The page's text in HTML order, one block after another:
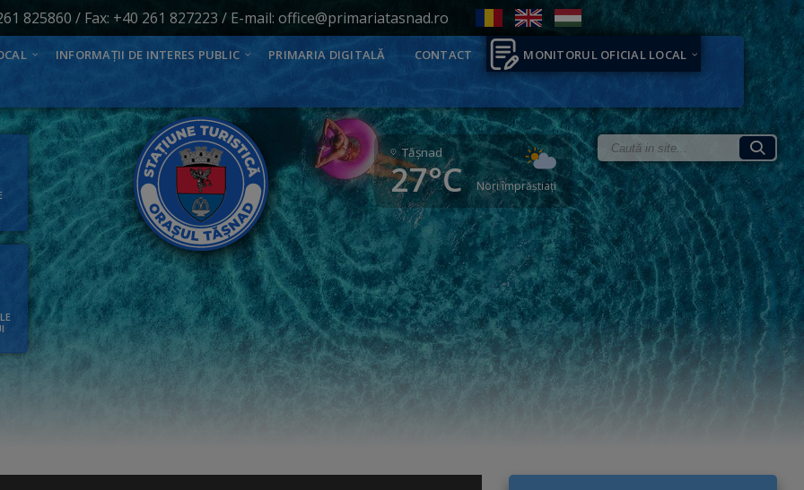
825860 / Fax: +40 261 827223 / E-mail: office@primariatasnad.ro
INFORMAȚII DE INTERES PUBLIC PRIMARIA DIGITALĂ CONTACT MONITORUL OFICIAL LOCAL
Tăşnad
27°C Nori împrăștiați